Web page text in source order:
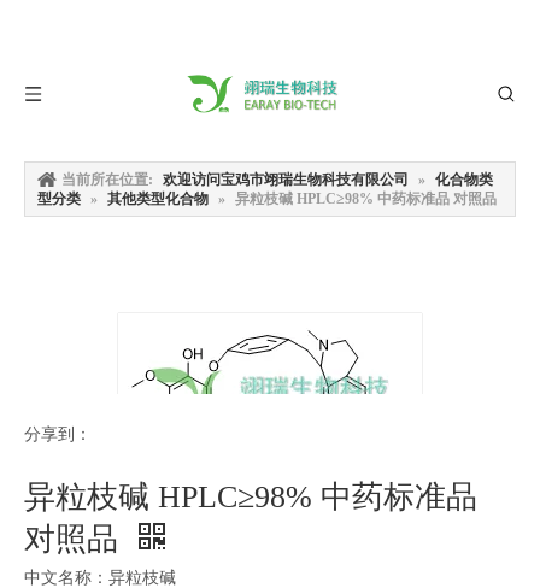
当前所在位置: 欢迎访问宝鸡市翊瑞生物科技有限公司 »
化合物类
型分类 » 其他类型化合物 » 异粒枝碱 HPLC≥98% 中药标准品 对照品
分享到：
异粒枝碱 HPLC≥98% 中药标准品
对照品
中文名称：异粒枝碱